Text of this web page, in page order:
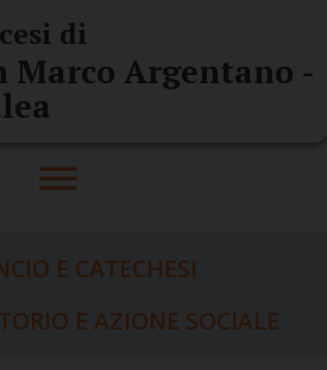
di
Marco Argentano -
E CATECHESI
E AZIONE SOCIALE